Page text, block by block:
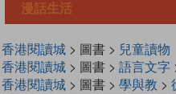
漫話生活
香港閱讀城> 圖書 > 兒童讀物
香港閱讀城> 圖書 > 語言文字
香港閱讀城> 圖書 > 學與教 >